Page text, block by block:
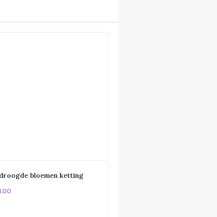
bloemen ketting